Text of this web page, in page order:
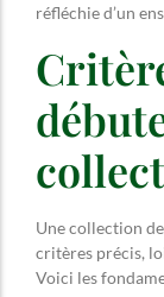
réfléchie d’un
Une collection
critères précis,
Voici les